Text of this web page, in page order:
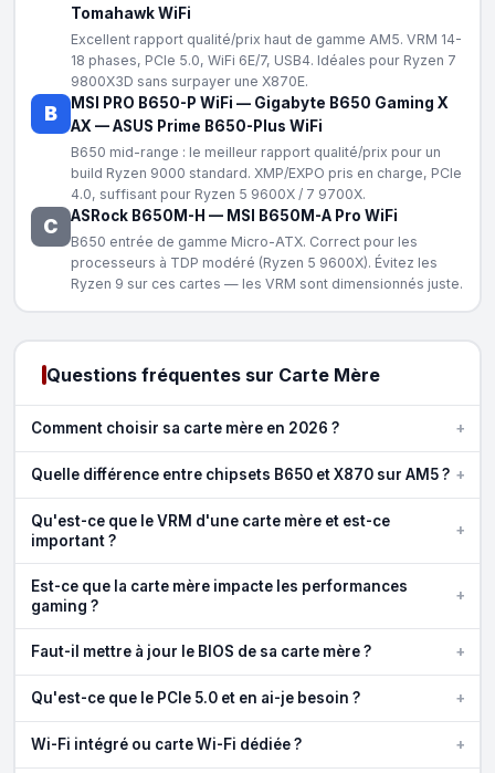
Tomahawk WiFi
Excellent rapport qualité/prix haut de gamme AM5. VRM 14-
18 phases, PCIe 5.0, WiFi 6E/7, USB4. Idéales pour Ryzen 7
9800X3D sans surpayer une X870E.
B MSI PRO B650-P WiFi — Gigabyte B650 Gaming X
AX —ASUS Prime B650-Plus WiFi
B650 mid-range : le meilleur rapport qualité/prix pour un
build Ryzen 9000 standard. XMP/EXPO pris en charge, PCIe
4.0, suffisant pour Ryzen 5 9600X / 7 9700X.
C ASRock B650M-H — MSI B650M-A Pro WiFi
B650 entrée de gamme Micro-ATX. Correct pour les
processeurs à TDP modéré (Ryzen 5 9600X). Évitez les
Ryzen 9 sur ces cartes — les VRM sont dimensionnés juste.
Questions fréquentes sur Carte Mère
Comment choisir sa carte mère en 2026 ? +
Quelle différence entre chipsets B650 et X870 sur AM5 ? +
Qu'est-ce que le VRM d'une carte mère et est-ce
important ?
+
Est-ce que la carte mère impacte les performances
gaming ?
+
Faut-il mettre à jour le BIOS de sa carte mère ? +
Qu'est-ce que le PCIe 5.0 et en ai-je besoin ? +
Wi-Fi intégré ou carte Wi-Fi dédiée ? +